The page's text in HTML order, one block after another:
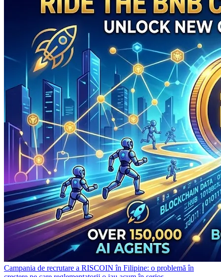
Campania de recrutare a RISCOIN în Filipine: o problemă în